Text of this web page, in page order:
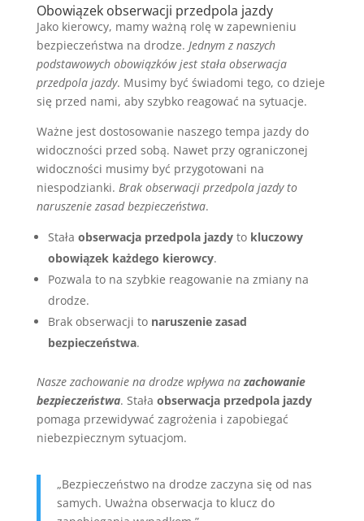
Obowiązek obserwacji przedpola jazdy
Jako kierowcy, mamy ważną rolę w zapewnieniu
bezpieczeństwa na drodze. Jednym z naszych
podstawowych obowiązków jest stała obserwacja
przedpola jazdy. Musimy być świadomi tego, co dzieje
się przed nami, aby szybko reagować na sytuacje.
Ważne jest dostosowanie naszego tempa jazdy do
widoczności przed sobą. Nawet przy ograniczonej
widoczności musimy być przygotowani na
niespodzianki. Brak obserwacji przedpola jazdy to
naruszenie zasad bezpieczeństwa.
Stała obserwacja przedpola jazdyto kluczowy
obowiązek każdego kierowcy.
Pozwala to na szybkie reagowanie na zmiany na
drodze.
Brak obserwacji to naruszenie zasad
bezpieczeństwa.
Nasze zachowanie na drodze wpływa na zachowanie
bezpieczeństwa. Stała obserwacja przedpola jazdy
pomaga przewidywać zagrożenia i zapobiegać
niebezpiecznym sytuacjom.
„Bezpieczeństwo na drodze zaczyna się od nas
samych. Uważna obserwacja to klucz do